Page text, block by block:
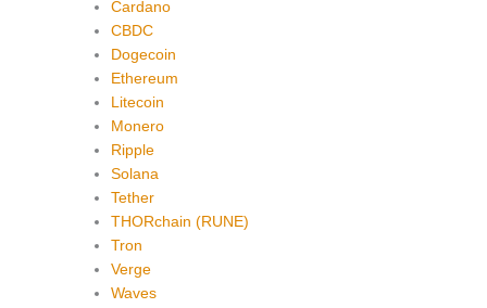
Cardano
CBDC
Dogecoin
Ethereum
Litecoin
Monero
Ripple
Solana
Tether
THORchain (RUNE)
Tron
Verge
Waves